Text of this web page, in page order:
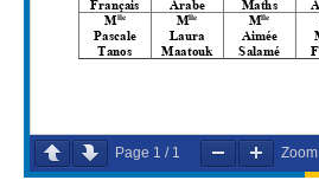
Page 1 / 1 Zoom